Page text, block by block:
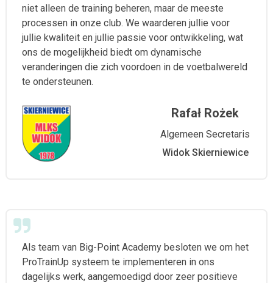
niet alleen de training beheren, maar de meeste
processen in onze club. We waarderen jullie voor
jullie kwaliteit en jullie passie voor ontwikkeling, wat
ons de mogelijkheid biedt om dynamische
veranderingen die zich voordoen in de voetbalwereld
te ondersteunen.
Rafał Rożek
Algemeen Secretaris
Widok Skierniewice
Als team van Big-Point Academy besloten we om het
ProTrainUp systeem te implementeren in ons
dagelijks werk, aangemoedigd door zeer positieve